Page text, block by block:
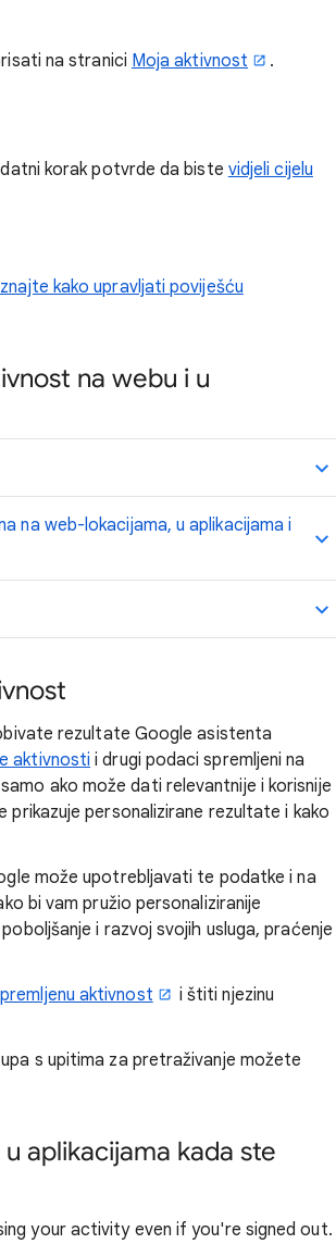
na stranici Moja aktivnost
.
korak potvrde da biste vidjeli cijelu
kako upravljati poviješću
na webu i u
na web-lokacijama, u aplikacijama i
rezultate Google asistenta
aktivnosti i drugi podaci spremljeni na
ako može dati relevantnije i korisnije
personalizirane rezultate i kako
može upotrebljavati te podatke i na
bi vam pružio personaliziranije
i razvoj svojih usluga, praćenje
aktivnost
i štiti njezinu
s upitima za pretraživanje možete
aplikacijama kada ste
your activity even if you're signed out.